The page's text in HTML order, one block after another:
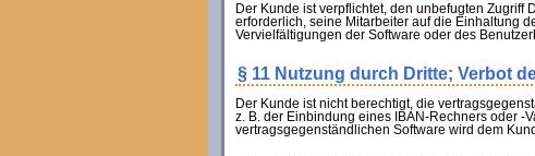
Der Kunde ist verpflichtet, den unbefugten
erforderlich, seine Mitarbeiter auf die Einhaltung
Vervielfältigungen der Software oder des
§ 11 Nutzung durch Dritte; Verbot
Der Kunde ist nicht berechtigt, die
z. B. der Einbindung eines IBAN-Rechners oder -
vertragsgegenständlichen Software wird dem